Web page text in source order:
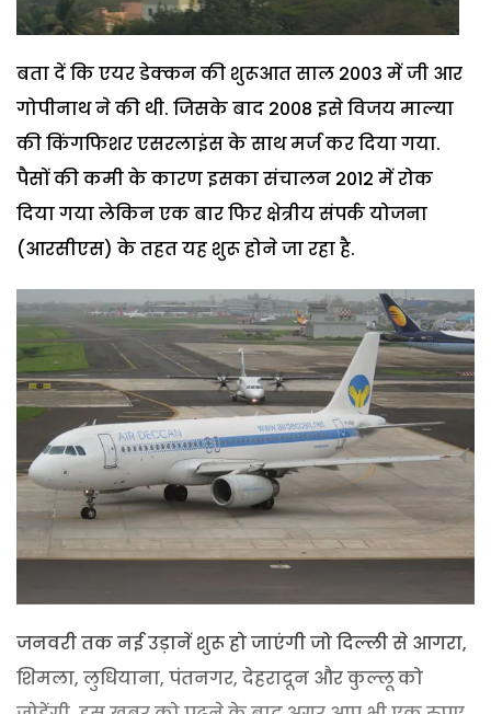
बता दें कि एयर डेक्कन की शुरूआत साल 2003 में जी आर
गोपीनाथ ने की थी. जिसके बाद 2008 इसे विजय माल्या
की किंगफिशर एसरलाइंस के साथ मर्ज कर दिया गया.
पैसों की कमी के कारण इसका संचालन 2012 में रोक
दिया गया लेकिन एक बार फिर क्षेत्रीय संपर्क योजना
(आरसीएस) के तहत यह शुरू होने जा रहा है.
जनवरी तक नई उड़ानें शुरू हो जाएंगी जो दिल्ली से आगरा,
शिमला, लुधियाना, पंतनगर, देहरादून और कुल्लू को